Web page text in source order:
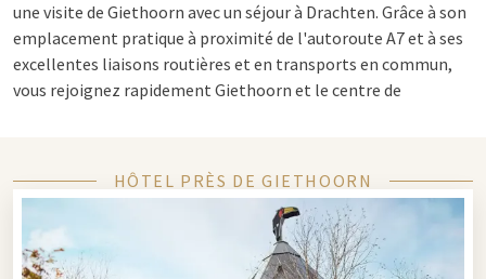
une visite de Giethoorn avec un séjour à Drachten. Grâce à son
emplacement pratique à proximité de l'autoroute A7 et à ses
excellentes liaisons routières et en transports en commun,
vous rejoignez rapidement Giethoorn et le centre de
Conseils pour Giethoorn et Drachten
Giethoorn, surnommée la « Venise du Nord », est célèbre pour
ses canaux, ses fermes aux toits de chaume et ses charmants
HÔTEL PRÈS DE GIETHOORN